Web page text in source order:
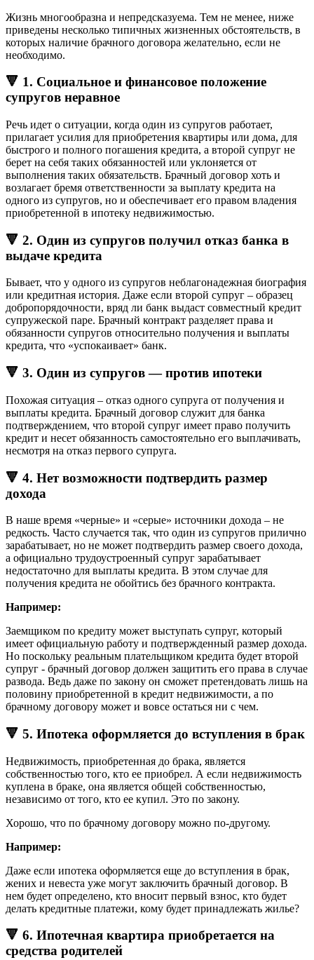
Жизнь многообразна и непредсказуема. Тем не менее, ниже
приведены несколько типичных жизненных обстоятельств, в
которых наличие брачного договора желательно, если не
необходимо.
🔻 1. Социальное и финансовое положение
супругов неравное
Речь идет о ситуации, когда один из супругов работает,
прилагает усилия для приобретения квартиры или дома, для
быстрого и полного погашения кредита, а второй супруг не
берет на себя таких обязанностей или уклоняется от
выполнения таких обязательств. Брачный договор хоть и
возлагает бремя ответственности за выплату кредита на
одного из супругов, но и обеспечивает его правом владения
приобретенной в ипотеку недвижимостью.
🔻 2. Один из супругов получил отказ банка в
выдаче кредита
Бывает, что у одного из супругов неблагонадежная биография
или кредитная история. Даже если второй супруг – образец
добропорядочности, вряд ли банк выдаст совместный кредит
супружеской паре. Брачный контракт разделяет права и
обязанности супругов относительно получения и выплаты
кредита, что «успокаивает» банк.
🔻 3. Один из супругов — против ипотеки
Похожая ситуация – отказ одного супруга от получения и
выплаты кредита. Брачный договор служит для банка
подтверждением, что второй супруг имеет право получить
кредит и несет обязанность самостоятельно его выплачивать,
несмотря на отказ первого супруга.
🔻 4. Нет возможности подтвердить размер
дохода
В наше время «черные» и «серые» источники дохода – не
редкость. Часто случается так, что один из супругов прилично
зарабатывает, но не может подтвердить размер своего дохода,
а официально трудоустроенный супруг зарабатывает
недостаточно для выплаты кредита. В этом случае для
получения кредита не обойтись без брачного контракта.
Например:
Заемщиком по кредиту может выступать супруг, который
имеет официальную работу и подтвержденный размер дохода.
Но поскольку реальным плательщиком кредита будет второй
супруг - брачный договор должен защитить его права в случае
развода. Ведь даже по закону он сможет претендовать лишь на
половину приобретенной в кредит недвижимости, а по
брачному договору может и вовсе остаться ни с чем.
🔻 5. Ипотека оформляется до вступления в брак
Недвижимость, приобретенная до брака, является
собственностью того, кто ее приобрел. А если недвижимость
куплена в браке, она является общей собственностью,
независимо от того, кто ее купил. Это по закону.
Хорошо, что по брачному договору можно по-другому.
Например:
Даже если ипотека оформляется еще до вступления в брак,
жених и невеста уже могут заключить брачный договор. В
нем будет определено, кто вносит первый взнос, кто будет
делать кредитные платежи, кому будет принадлежать жилье?
🔻 6. Ипотечная квартира приобретается на
средства родителей